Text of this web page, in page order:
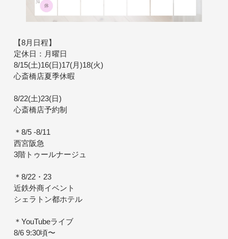
【8月日程】
定休日：月曜日
8/15(土)16(日)17(月)18(火)
心斎橋店夏季休暇
8/22(土)23(日)
心斎橋店予約制
＊8/5 -8/11
西宮阪急
3階トゥールナージュ
＊8/22・23
近鉄外商イベント
シェラトン都ホテル
＊YouTubeライブ
8/6 9:30頃〜